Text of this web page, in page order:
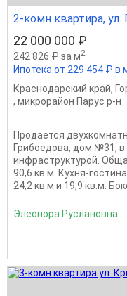
2-комн квартира, ул.
22 000 000 ₽
242 826 ₽ за м2
Ипотека от 229 454 ₽ в
Краснодарский край,
, микрорайон Парус р-н
Продается
Грибоедова, дом №31, в
инфраструктурой.
90,6 кв.м. Кухня-
24,2 кв.м и 19,9 кв.м.
Элеонора Руслановна